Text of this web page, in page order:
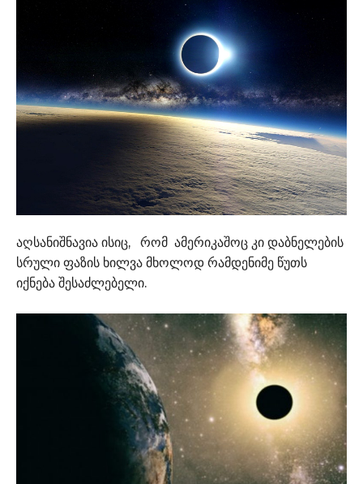
აღსანიშნავია ისიც, რომ ამერიკაშოც კი დაბნელების
სრული ფაზის ხილვა მხოლოდ რამდენიმე წუთს
იქნება შესაძლებელი.